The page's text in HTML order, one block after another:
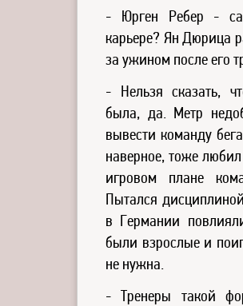
- Юрген Ребер -
карьере? Ян Дюрица
за ужином после его
- Нельзя сказать,
была, да. Метр
вывести команду
наверное, тоже
игровом плане
Пытался
в Германии
были взрослые и
не нужна.
- Тренеры такой